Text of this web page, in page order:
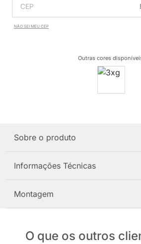
NÃO SEI MEU CEP
Outras cores
Sobre o produto
Informações Técnicas
Montagem
O que os outros